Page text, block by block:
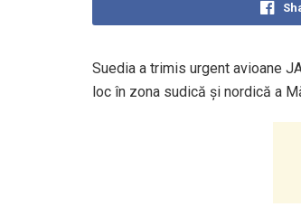
Suedia a trimis urgent avioane
loc în zona sudică și nordică a